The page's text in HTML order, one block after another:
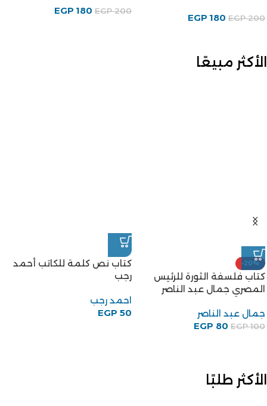
EGP200
EGP 180
EGP200
EGP 180
الأكثر مبيعًا
-20%
كتاب فلسفة الثورة للرئيس
المصري جمال عبد الناصر
جمال عبد الناصر
EGP100
EGP 80
كتاب نص كلمة للكاتب أحمد
رجب
احمد رجب
EGP 50
الأكثر طلبًا